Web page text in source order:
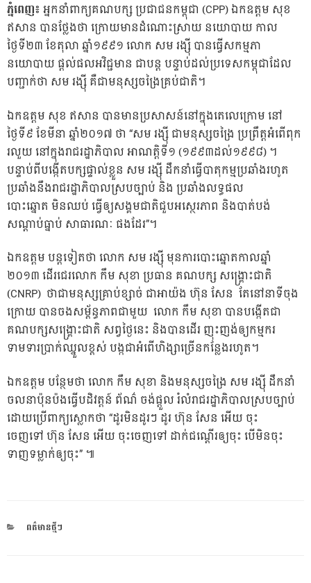
ភ្នំពេញ៖អ្នកនាំពាក្យគណបក្ស ប្រជាជនកម្ពុជា (CPP) ឯកឧត្តម សុខ
ឥសាន បានថ្លែងថា ក្រោយមានដំណោះស្រាយ នយោបាយ កាល
ថ្ងៃទី២៣ ខែតុលា ឆ្នាំ១៩៩១ លោក សម រង្ស៊ី បានធ្វើសកម្មភា
នយោបាយ ផ្តល់ផលអវិជ្ជមាន ជាបន្ត បន្ទាប់ដល់ប្រទេសកម្ពុជាដែល
បញ្ជាក់ថា សម រង្ស៊ី គឺជាមនុស្សចង្រៃគ្រប់ជាតិ។
ឯកឧត្តម សុខ ឥសាន បានមានប្រសាសន៍នៅក្នុងតេលេក្រោម នៅ
ថ្ងៃទី៩ ខែមីនា ឆ្នាំ២០១៧ ថា “សម រង្ស៊ី ជាមនុស្សចង្រៃ ប្រព្រឹត្តអំពើពុក
រលួយ នៅក្នុងរាជរដ្ឋាភិបាល អាណត្តិទី១ (១៩៩៣ដល់១៩៩៨) ។
បន្ទាប់ពីបង្កើតបក្សផ្ទាល់ខ្លួន សម រង្ស៊ី ដឹកនាំធ្វើបាតុកម្មប្រឆាំងរហូត
ប្រឆាំងនឹងរាជរដ្ឋាភិបាលស្របច្បាប់ និង ប្រឆាំងលទ្ធផល
បោះឆ្នោត មិនឈប់ ធ្វើឲ្យសង្គមជាតិជួបអស្ថេរភាព និងបាត់បង់
សណ្តាប់ធ្នាប់ សាធារណៈ ផងដែរ”។
ឯកឧត្តម បន្ដទៀតថា លោក សម រង្ស៊ី មុនការបោះឆ្នោតកាលឆ្នាំ
២០១៣ ដើរជេរលោក កឹម សុខា ប្រធាន គណបក្ស សង្គ្រោះជាតិ
(CNRP) ថាជាមនុស្សគ្រាប់ខ្សាច់ ជាអាយ៉ង ហ៊ុន សែន តែនៅនាទីចុង
ក្រោយ បានចងសម្ព័ន្ធភាពជាមួយ លោក កឹម សុខា បានបង្កើតជា
គណបក្សសង្គ្រោះជាតិ សព្វថ្ងៃនេះ និងបានដើរ ញុះញង់ឲ្យកម្មករ
ទាមទារប្រាក់ឈ្នួលខ្ពស់ បង្កជាអំពើហិង្សាច្រើនកន្លែងរហូត។
ឯកឧត្តម បន្ថែមថា លោក កឹម សុខា និងមនុស្សចង្រៃ សម រង្ស៊ី ដឹកនាំ
ចលនាប៉ុនប៉ងធ្វើបដិវត្តន៍ ព័ណ៌ ចង់ផ្តួល រំលំរាជរដ្ឋាភិបាលស្របច្បាប់
ដោយប្រើពាក្យស្លោកថា “ដូរមិនដូរៗ ដូរ ហ៊ុន សែន អើយ ចុះ
ចេញទៅ ហ៊ុន សែន អើយ ចុះចេញទៅ ដាក់ជណ្ដើរឲ្យចុះ បើមិនចុះ
ទាញទម្លាក់ឲ្យចុះ” ៕
CATEGORIES
ពត៌មានថ្មីៗ